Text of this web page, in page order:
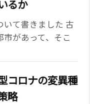
るか
いて書きました 古
があって、そこ
コロナの変異種
略